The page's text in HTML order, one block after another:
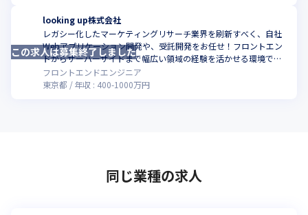
looking up株式会社
レガシー化したマーケティングリサーチ業界を刷新すべく、自社
Webアプリケーション開発や、受託開発をお任せ！フロントエン
ドからサーバーサイドまで幅広い領域の経験を活かせる環境でス
キルアップしませんか
フロントエンドエンジニア
東京都
年収 : 400-1000万円
この求人は募集終了しました
同じ業種の求人